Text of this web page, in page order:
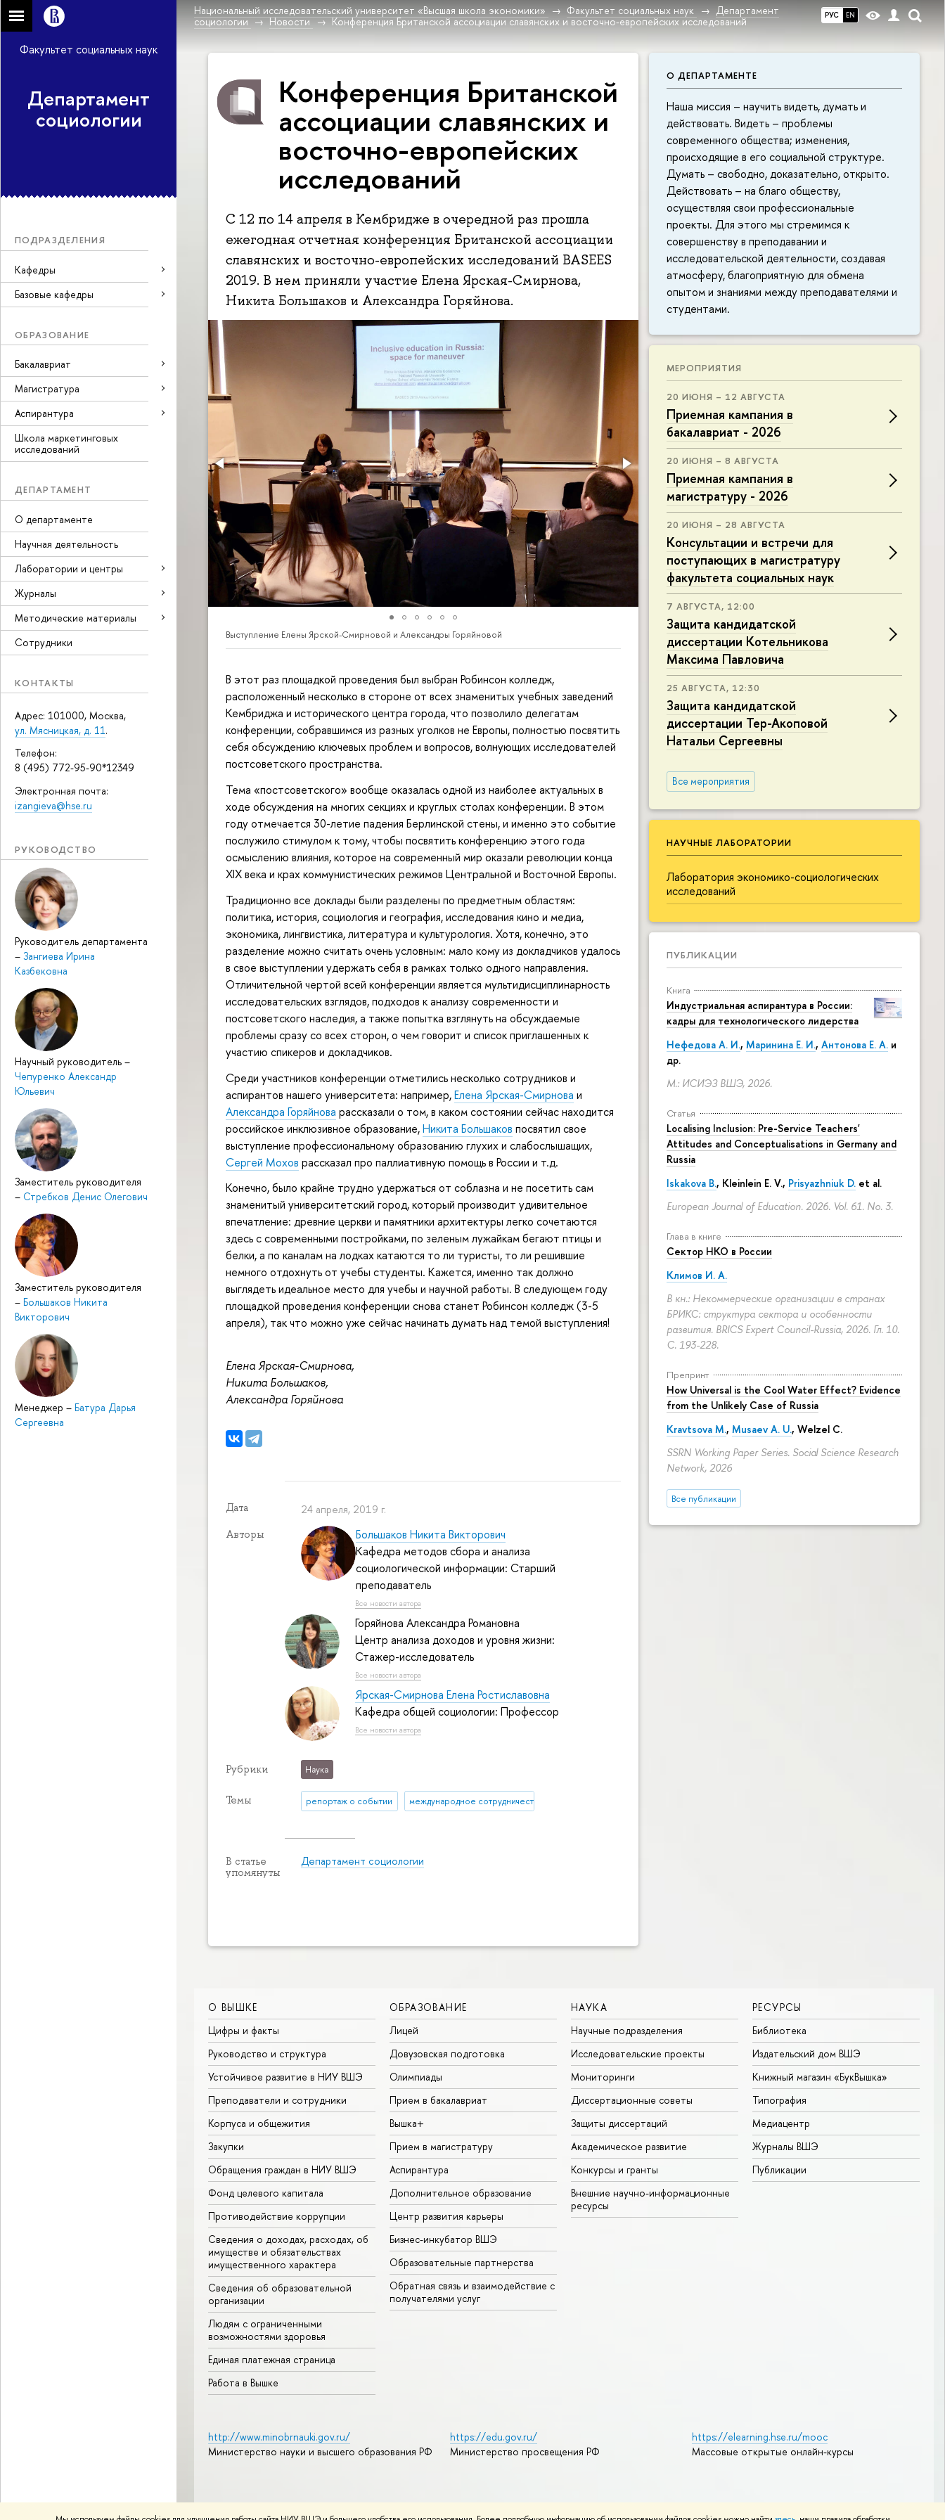
РУС EN
Национальный исследовательский университет «Высшая школа экономики» Факультет социальных наук
Департамент
социологии
Новости Конференция Британской ассоциации славянских и восточно-европейских исследований
Факультет социальных наук
Департамент
социологии
ПОДРАЗДЕЛЕНИЯ
Кафедры
Базовые кафедры
ОБРАЗОВАНИЕ
Бакалавриат
Магистратура
Аспирантура
Школа маркетинговых
исследований
ДЕПАРТАМЕНТ
О департаменте
Научная деятельность
Лаборатории и центры
Журналы
Методические материалы
Сотрудники
КОНТАКТЫ
Адрес: 101000, Москва,
ул. Мясницкая, д. 11.
Телефон:
8 (495) 772-95-90*12349
Электронная почта:
izangieva@hse.ru
РУКОВОДСТВО
Руководитель департамента
– Зангиева Ирина
Казбековна
Научный руководитель –
Чепуренко Александр
Юльевич
Заместитель руководителя
– Стребков Денис Олегович
Заместитель руководителя
– Большаков Никита
Викторович
Менеджер – Батура Дарья
Сергеевна
О ДЕПАРТАМЕНТЕ
Наша миссия – научить видеть, думать и
действовать. Видеть – проблемы
современного общества; изменения,
происходящие в его социальной структуре.
Думать – свободно, доказательно, открыто.
Действовать – на благо обществу,
осуществляя свои профессиональные
проекты. Для этого мы стремимся к
совершенству в преподавании и
исследовательской деятельности, создавая
атмосферу, благоприятную для обмена
опытом и знаниями между преподавателями и
студентами.
МЕРОПРИЯТИЯ
20 ИЮНЯ – 12 АВГУСТА
Приемная кампания в
бакалавриат - 2026
20 ИЮНЯ – 8 АВГУСТА
Приемная кампания в
магистратуру - 2026
20 ИЮНЯ – 28 АВГУСТА
Консультации и встречи для
поступающих в магистратуру
факультета социальных наук
7 АВГУСТА, 12:00
Защита кандидатской
диссертации Котельникова
Максима Павловича
25 АВГУСТА, 12:30
Защита кандидатской
диссертации Тер-Акоповой
Натальи Сергеевны
Все мероприятия
НАУЧНЫЕ ЛАБОРАТОРИИ
Лаборатория экономико-социологических
исследований
ПУБЛИКАЦИИ
Книга
Индустриальная аспирантура в России:
кадры для технологического лидерства
Нефедова А. И., Маринина Е. И., Антонова Е. А. и
др.
М.: ИСИЭЗ ВШЭ, 2026.
Статья
Localising Inclusion: Pre-Service Teachers'
Attitudes and Conceptualisations in Germany and
Russia
Iskakova B., Kleinlein E. V., Prisyazhniuk D. et al.
European Journal of Education. 2026. Vol. 61. No. 3.
Глава в книге
Сектор НКО в России
Климов И. А.
В кн.: Некоммерческие организации в странах
БРИКС: структура сектора и особенности
развития. BRICS Expert Council-Russia, 2026. Гл. 10.
С. 193-228.
Препринт
How Universal is the Cool Water Effect? Evidence
from the Unlikely Case of Russia
Kravtsova M., Musaev A. U., Welzel C.
SSRN Working Paper Series. Social Science Research
Network, 2026
Все публикации
Конференция Британской
ассоциации славянских и
восточно-европейских
исследований
С 12 по 14 апреля в Кембридже в очередной раз прошла
ежегодная отчетная конференция Британской ассоциации
славянских и восточно-европейских исследований BASEES
2019. В нем приняли участие Елена Ярская-Смирнова,
Никита Большаков и Александра Горяйнова.
Выступление Елены Ярской-Смирновой и Александры Горяйновой
В этот раз площадкой проведения был выбран Робинсон колледж,
расположенный несколько в стороне от всех знаменитых учебных заведений
Кембриджа и исторического центра города, что позволило делегатам
конференции, собравшимся из разных уголков не Европы, полностью посвятить
себя обсуждению ключевых проблем и вопросов, волнующих исследователей
постсоветского пространства.
Тема «постсоветского» вообще оказалась одной из наиболее актуальных в
ходе обсуждения на многих секциях и круглых столах конференции. В этом
году отмечается 30-летие падения Берлинской стены, и именно это событие
послужило стимулом к тому, чтобы посвятить конференцию этого года
осмыслению влияния, которое на современный мир оказали революции конца
XIX века и крах коммунистических режимов Центральной и Восточной Европы.
Традиционно все доклады были разделены по предметным областям:
политика, история, социология и география, исследования кино и медиа,
экономика, лингвистика, литература и культурология. Хотя, конечно, это
разделение можно считать очень условным: мало кому из докладчиков удалось
в свое выступлении удержать себя в рамках только одного направления.
Отличительной чертой всей конференции является мультидисциплинарность
исследовательских взглядов, подходов к анализу современности и
постсоветского наследия, а также попытка взглянуть на обсуждаемые
проблемы сразу со всех сторон, о чем говорит и список приглашенных к
участию спикеров и докладчиков.
Среди участников конференции отметились несколько сотрудников и
аспирантов нашего университета: например,Елена Ярская-Смирнова и
Александра Горяйнова рассказали о том, в каком состоянии сейчас находится
российское инклюзивное образование,Никита Большаков посвятил свое
выступление профессиональному образованию глухих и слабослышащих,
Сергей Мохов рассказал про паллиативную помощь в России и т.д.
Конечно, было крайне трудно удержаться от соблазна и не посетить сам
знаменитый университетский город, который производит удивительное
впечатление: древние церкви и памятники архитектуры легко сочетаются
здесь с современными постройками, по зеленым лужайкам бегают птицы и
белки, а по каналам на лодках катаются то ли туристы, то ли решившие
немного отдохнуть от учебы студенты. Кажется, именно так должно
выглядеть идеальное место для учебы и научной работы. В следующем году
площадкой проведения конференции снова станет Робинсон колледж (3-5
апреля), так что можно уже сейчас начинать думать над темой выступления!
Елена Ярская-Смирнова,
Никита Большаков,
Александра Горяйнова
Дата 24 апреля, 2019 г.
Авторы
Большаков Никита Викторович
Кафедра методов сбора и анализа
социологической информации: Старший
преподаватель
Все новости автора
Горяйнова Александра Романовна
Центр анализа доходов и уровня жизни:
Стажер-исследователь
Все новости автора
Ярская-Смирнова Елена Ростиславовна
Кафедра общей социологии: Профессор
Все новости автора
Рубрики Наука
Темы репортаж о событии международное сотрудничество
В статье
упомянуты
Департамент социологии
О ВЫШКЕ
Цифры и факты
Руководство и структура
Устойчивое развитие в НИУ ВШЭ
Преподаватели и сотрудники
Корпуса и общежития
Закупки
Обращения граждан в НИУ ВШЭ
Фонд целевого капитала
Противодействие коррупции
Сведения о доходах, расходах, об
имуществе и обязательствах
имущественного характера
Сведения об образовательной
организации
Людям с ограниченными
возможностями здоровья
Единая платежная страница
Работа в Вышке
ОБРАЗОВАНИЕ
Лицей
Довузовская подготовка
Олимпиады
Прием в бакалавриат
Вышка+
Прием в магистратуру
Аспирантура
Дополнительное образование
Центр развития карьеры
Бизнес-инкубатор ВШЭ
Образовательные партнерства
Обратная связь и взаимодействие с
получателями услуг
НАУКА
Научные подразделения
Исследовательские проекты
Мониторинги
Диссертационные советы
Защиты диссертаций
Академическое развитие
Конкурсы и гранты
Внешние научно-информационные
ресурсы
РЕСУРСЫ
Библиотека
Издательский дом ВШЭ
Книжный магазин «БукВышка»
Типография
Медиацентр
Журналы ВШЭ
Публикации
http://www.minobrnauki.gov.ru/
Министерство науки и высшего образования РФ
https://edu.gov.ru/
Министерство просвещения РФ
https://elearning.hse.ru/mooc
Массовые открытые онлайн-курсы